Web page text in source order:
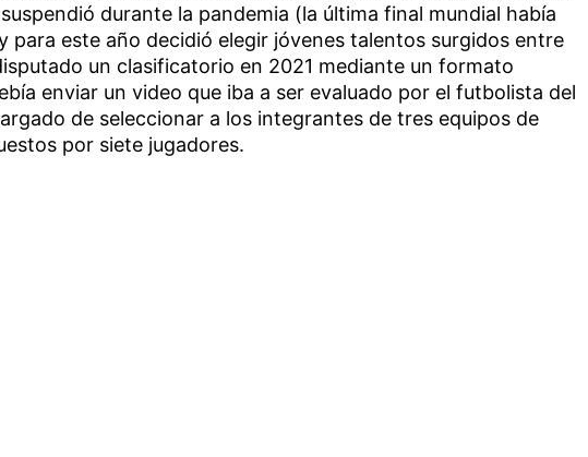
durante la pandemia (la última final mundial había
para este año decidió elegir jóvenes talentos surgidos entre
un clasificatorio en 2021 mediante un formato
enviar un video que iba a ser evaluado por el futbolista del
de seleccionar a los integrantes de tres equipos de
por siete jugadores.